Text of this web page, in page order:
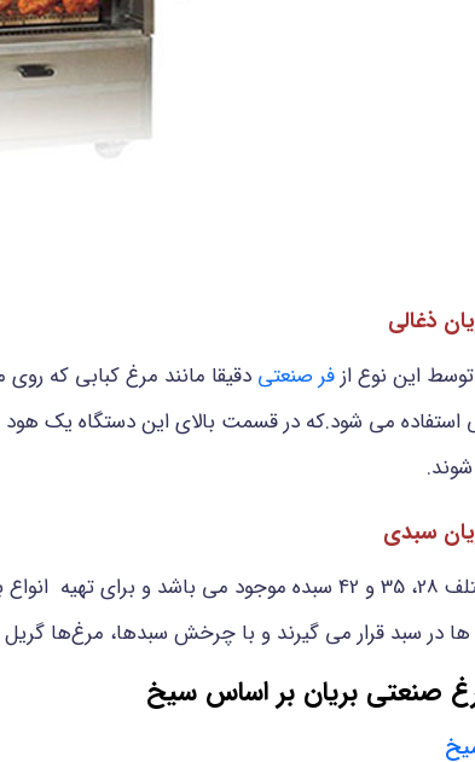
ذغالی
این نوع ازفر صنعتی دقیقا مانند مرغ کبابی که
می شود.که در قسمت بالای این دستگاه یک هود
سبدی
این دستگاه در انواع مختلف 28، 35 و 42 سبده
در سبد قرار می گیرند و با چرخش سبدها، مرغ‌ها
صنعتی بریان بر اساس سیخ